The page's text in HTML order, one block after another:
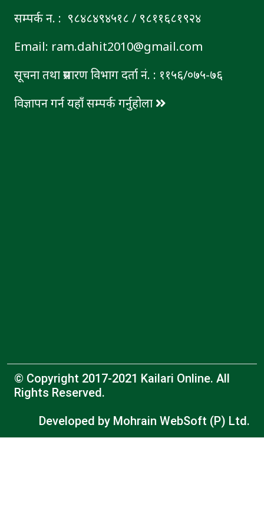
सम्पर्क न. : ९८४८४९४५१८ / ९८११६८१९२४
Email: ram.dahit2010@gmail.com
सूचना तथा प्रसारण विभाग दर्ता नं. : ११५६/०७५-७६
विज्ञापन गर्न यहाँ सम्पर्क गर्नुहोला
© Copyright 2017-2021 Kailari Online. All
Rights Reserved.
Developed by Mohrain WebSoft (P) Ltd.